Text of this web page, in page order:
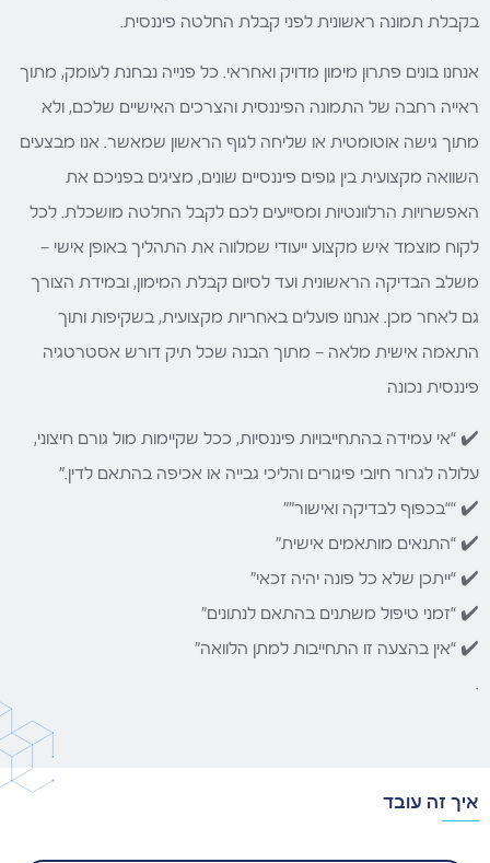
בקבלת תמונה ראשונית לפני קבלת החלטה פיננסית.
אנחנו בונים פתרון מימון מדויק ואחראי. כל פנייה נבחנת לעומק, מתוך
ראייה רחבה של התמונה הפיננסית והצרכים האישיים שלכם, ולא
מתוך גישה אוטומטית או שליחה לגוף הראשון שמאשר. אנו מבצעים
השוואה מקצועית בין גופים פיננסיים שונים, מציגים בפניכם את
האפשרויות הרלוונטיות ומסייעים לכם לקבל החלטה מושכלת. לכל
לקוח מוצמד איש מקצוע ייעודי שמלווה את התהליך באופן אישי —
משלב הבדיקה הראשונית ועד לסיום קבלת המימון, ובמידת הצורך
גם לאחר מכן. אנחנו פועלים באחריות מקצועית, בשקיפות ותוך
התאמה אישית מלאה — מתוך הבנה שכל תיק דורש אסטרטגיה
פיננסית נכונה
✔️ “אי עמידה בהתחייבויות פיננסיות, ככל שקיימות מול גורם חיצוני,
עלולה לגרור חיובי פיגורים והליכי גבייה או אכיפה בהתאם לדין.”
✔️ ““בכפוף לבדיקה ואישור””
✔️ “התנאים מותאמים אישית”
✔️ “ייתכן שלא כל פונה יהיה זכאי”
✔️ “זמני טיפול משתנים בהתאם לנתונים”
✔️ “אין בהצעה זו התחייבות למתן הלוואה”
.
איך זה עובד